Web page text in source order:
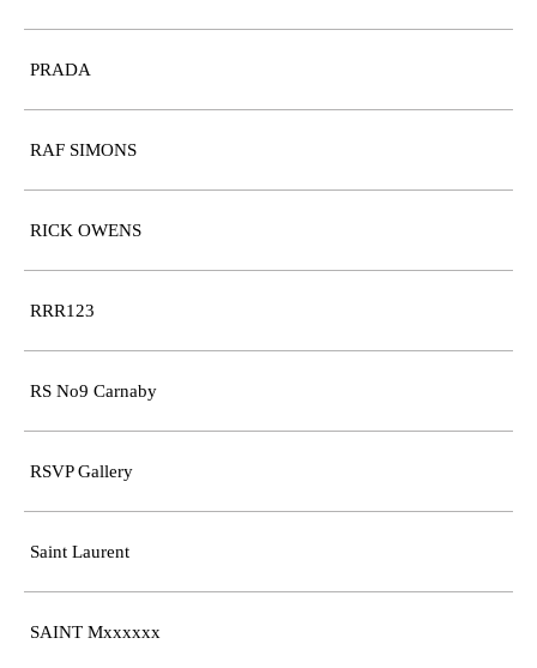
PRADA
RAF SIMONS
RICK OWENS
RRR123
RS No9 Carnaby
RSVP Gallery
Saint Laurent
SAINT Mxxxxxx